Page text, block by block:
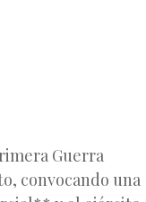
Guerra
convocando una